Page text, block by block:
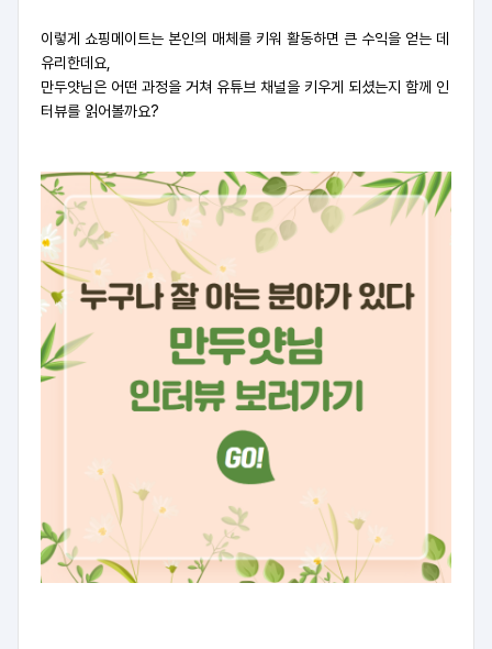
이렇게 쇼핑메이트는 본인의 매체를 키워 활동하면 큰 수익을 얻는 데
유리한데요,
만두얏님은 어떤 과정을 거쳐 유튜브 채널을 키우게 되셨는지 함께 인
터뷰를 읽어볼까요?